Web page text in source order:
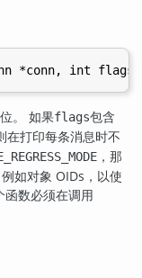
。 如果flags包含
在打印每条消息时不
，那
如对象 OIDs，以使
函数必须在调用